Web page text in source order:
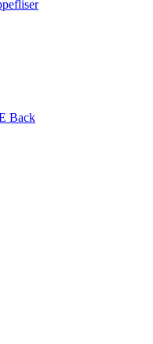
Back